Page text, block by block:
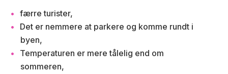
færre turister,
Det er nemmere at parkere og komme rundt i
byen,
Temperaturen er mere tålelig end om
sommeren,